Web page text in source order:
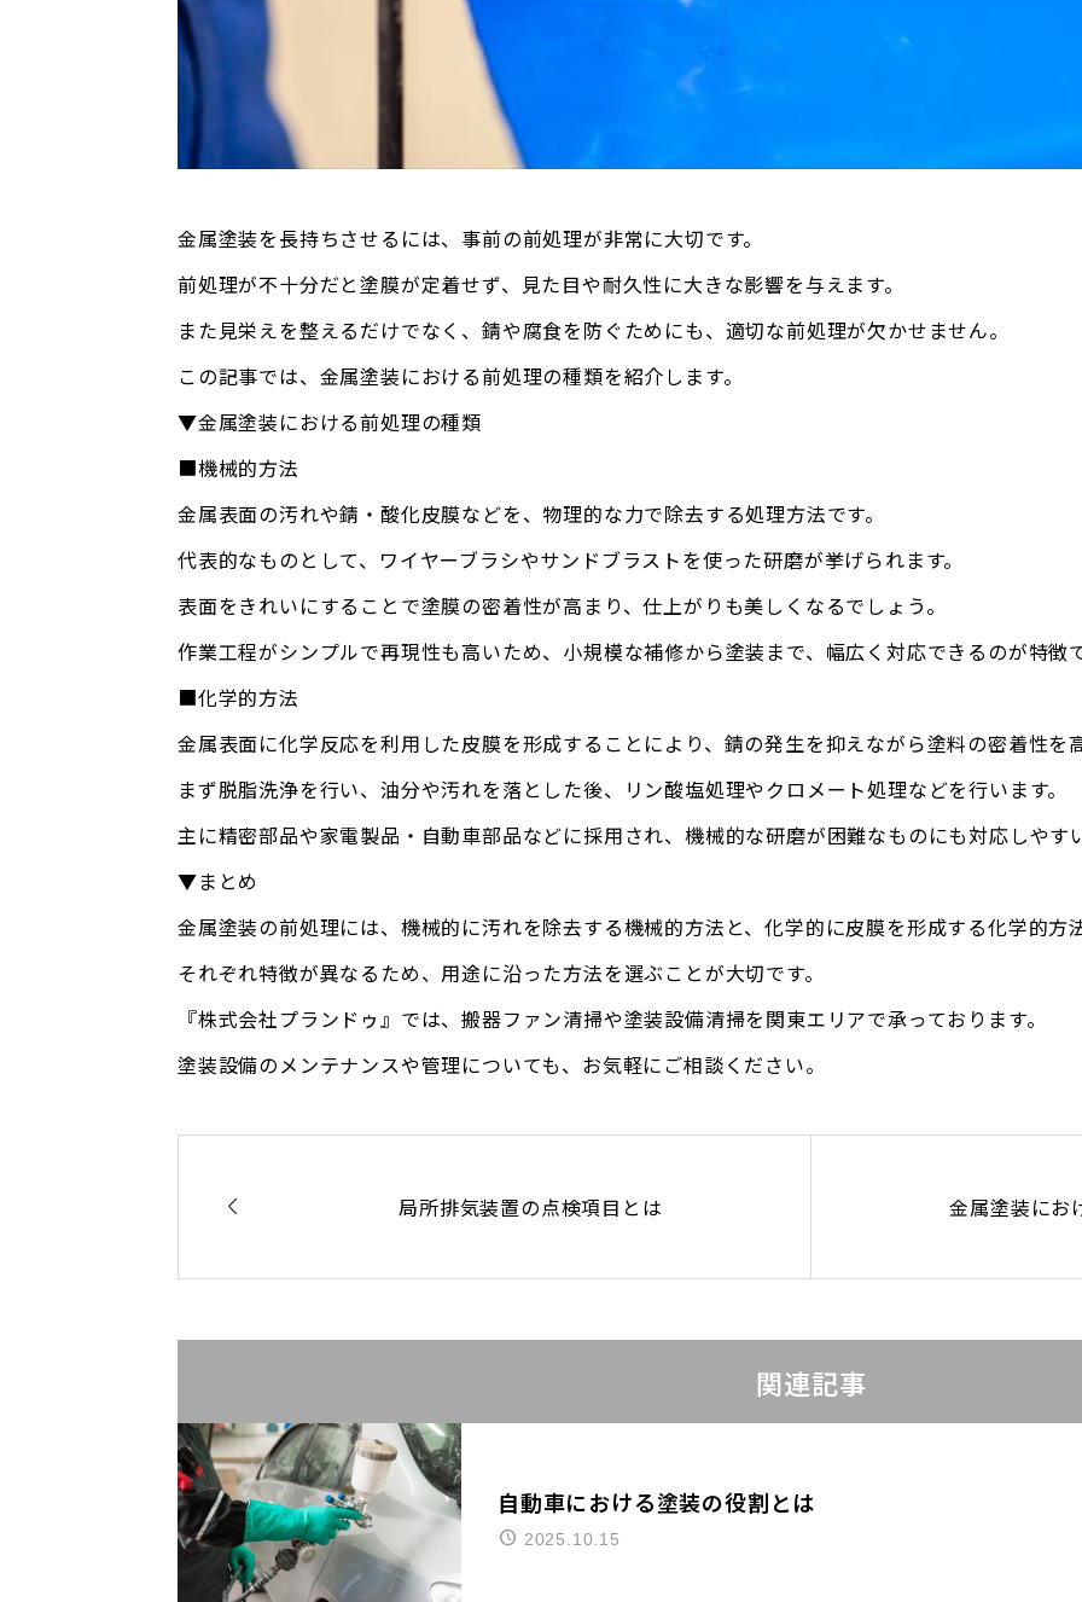
金属塗装を長持ちさせるには、事前の前処理が非常に大切です。
前処理が不十分だと塗膜が定着せず、見た目や耐久性に大きな影響を与えます。
また見栄えを整えるだけでなく、錆や腐食を防ぐためにも、適切な前処理が欠かせません。
この記事では、金属塗装における前処理の種類を紹介します。
▼金属塗装における前処理の種類
■機械的方法
金属表面の汚れや錆・酸化皮膜などを、物理的な力で除去する処理方法です。
代表的なものとして、ワイヤーブラシやサンドブラストを使った研磨が挙げられます。
表面をきれいにすることで塗膜の密着性が高まり、仕上がりも美しくなるでしょう。
作業工程がシンプルで再現性も高いため、小規模な補修から塗装まで、幅広く対応できるのが特徴で
■化学的方法
金属表面に化学反応を利用した皮膜を形成することにより、錆の発生を抑えながら塗料の密着性を
まず脱脂洗浄を行い、油分や汚れを落とした後、リン酸塩処理やクロメート処理などを行います。
主に精密部品や家電製品・自動車部品などに採用され、機械的な研磨が困難なものにも対応しやす
▼まとめ
金属塗装の前処理には、機械的に汚れを除去する機械的方法と、化学的に皮膜を形成する化学的方
それぞれ特徴が異なるため、用途に沿った方法を選ぶことが大切です。
『株式会社プランドゥ』では、搬器ファン清掃や塗装設備清掃を関東エリアで承っております。
塗装設備のメンテナンスや管理についても、お気軽にご相談ください。
 局所排気装置の点検項目とは 金属塗装にお
関連記事
自動車における塗装の役割とは
2025.10.15